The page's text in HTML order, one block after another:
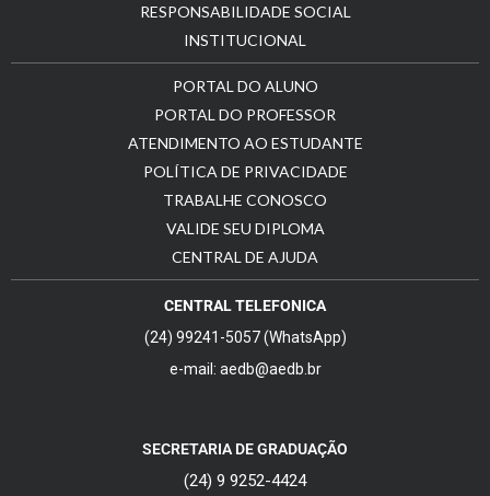
RESPONSABILIDADE SOCIAL
INSTITUCIONAL
PORTAL DO ALUNO
PORTAL DO PROFESSOR
ATENDIMENTO AO ESTUDANTE
POLÍTICA DE PRIVACIDADE
TRABALHE CONOSCO
VALIDE SEU DIPLOMA
CENTRAL DE AJUDA
CENTRAL TELEFONICA
(24) 99241-5057 (WhatsApp)
e-mail: aedb@aedb.br
SECRETARIA DE GRADUAÇÃO
(24) 9 9252-4424